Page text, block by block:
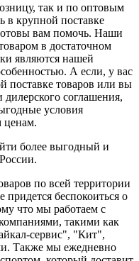
так и по оптовым
в крупной поставке
вам помочь. Наши
в достаточном
являются нашей
А если, у вас
поставке товаров или вы
соглашения,
условия
ценам.
более выгодный и
по всей территории
беспокоиться о
что мы работаем с
такими как
сервис", "Кит",
Также мы ежедневно